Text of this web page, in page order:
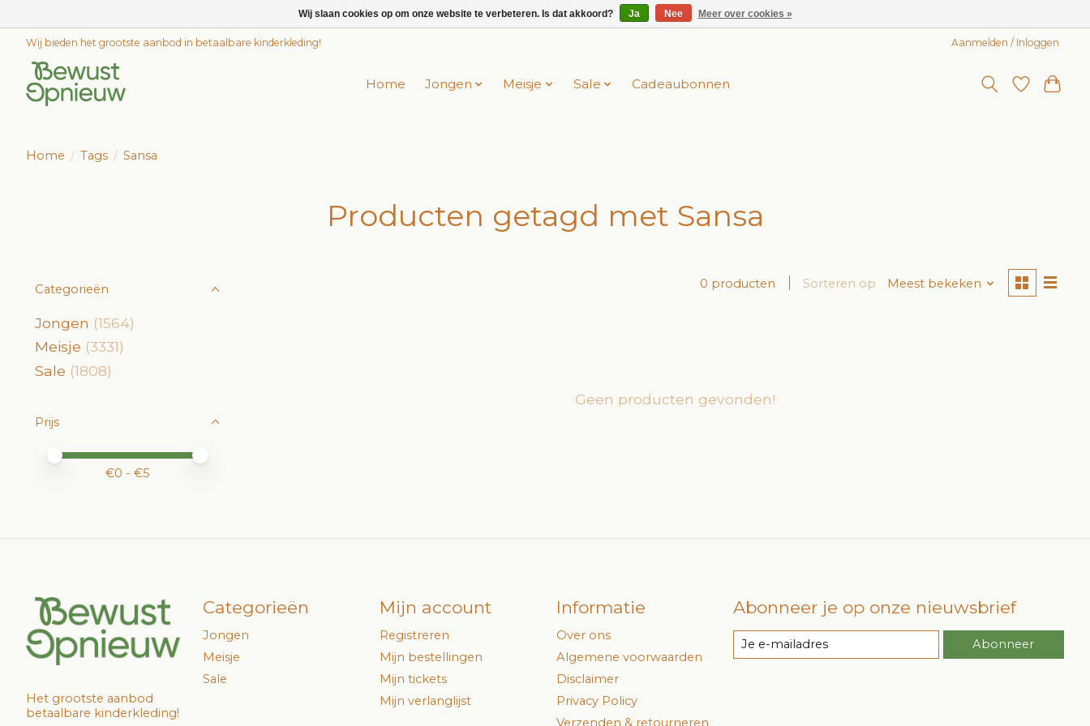
Wij bieden het grootste aanbod in betaalbare kinderkleding! Aanmelden / Inloggen
Home Jongen Meisje Sale Cadeaubonnen
Home / Tags / Sansa
Producten getagd met Sansa
Categorieën
Jongen (1564)
Meisje (3331)
Sale (1808)
Prijs
Minimale prijswaarde
Price maximum value
€0 - €5
0 producten Sorteren op Meest bekeken
Geen producten gevonden!
Het grootste aanbod
betaalbare kinderkleding!
Categorieën
Jongen
Meisje
Sale
Mijn account
Registreren
Mijn bestellingen
Mijn tickets
Mijn verlanglijst
Informatie
Over ons
Algemene voorwaarden
Disclaimer
Privacy Policy
Abonneer je op onze nieuwsbrief
Abonneer
Wij slaan cookies op om onze website te verbeteren. Is dat akkoord? Ja Nee Meer over cookies »